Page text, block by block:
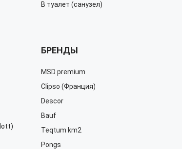
В туалет (санузел)
БРЕНДЫ
MSD premium
Clipso (Франция)
Descor
Bauf
Teqtum km2
Pongs